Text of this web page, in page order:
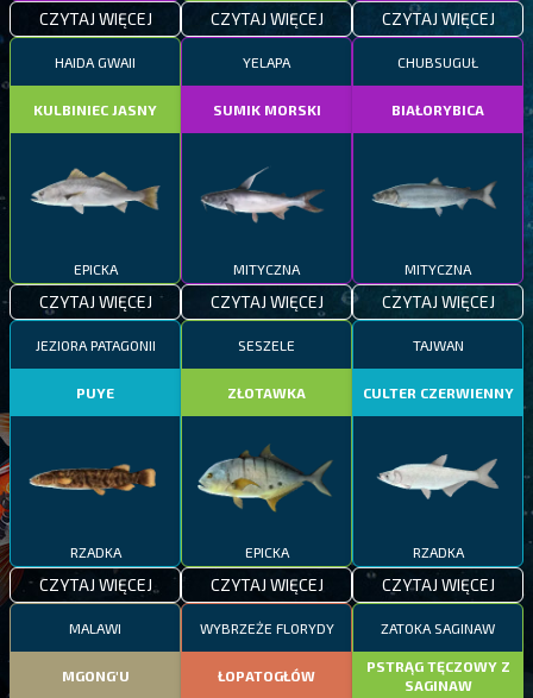
CZYTAJ WIĘCEJ CZYTAJ WIĘCEJ CZYTAJ WIĘCEJ
HAIDA GWAII
KULBINIEC JASNY
EPICKA
CZYTAJ WIĘCEJ
YELAPA
SUMIK MORSKI
MITYCZNA
CZYTAJ WIĘCEJ
CHUBSUGUŁ
BIAŁORYBICA
MITYCZNA
CZYTAJ WIĘCEJ
JEZIORA PATAGONII
PUYE
RZADKA
CZYTAJ WIĘCEJ
SESZELE
ZŁOTAWKA
EPICKA
CZYTAJ WIĘCEJ
TAJWAN
CULTER CZERWIENNY
RZADKA
CZYTAJ WIĘCEJ
MALAWI
MGONG'U
WYBRZEŻE FLORYDY
ŁOPATOGŁÓW
ZATOKA SAGINAW
PSTRĄG TĘCZOWY Z
SAGINAW